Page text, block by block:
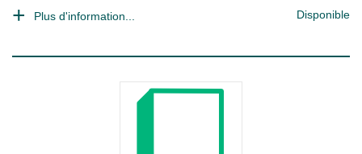
Plus d'information... Disponible